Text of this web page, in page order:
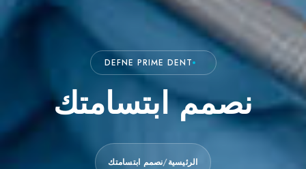
DEFNE PRIME DENT
نصمم ابتسامتك
الرئيسية/نصمم ابتسامتك